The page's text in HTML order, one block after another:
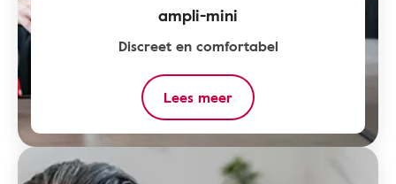
ampli-mini
Discreet en comfortabel
Lees meer